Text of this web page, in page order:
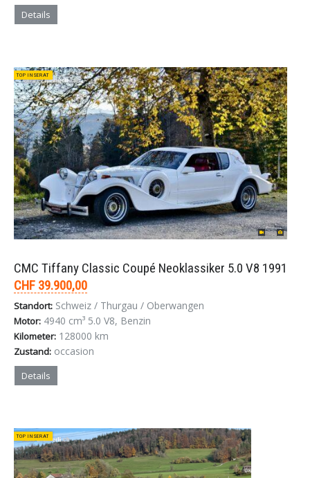
Details
TOP INSERAT
CMC Tiffany Classic Coupé Neoklassiker 5.0 V8 1991
CHF 39.900,00
Standort: Schweiz / Thurgau / Oberwangen
Motor: 4940 cm³ 5.0 V8, Benzin
Kilometer: 128000 km
Zustand: occasion
Details
TOP INSERAT